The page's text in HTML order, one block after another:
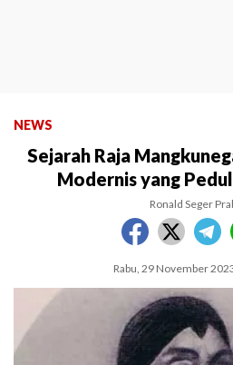
NEWS
Sejarah Raja
Modernis yang
Ronald Seger
Rabu, 29 November